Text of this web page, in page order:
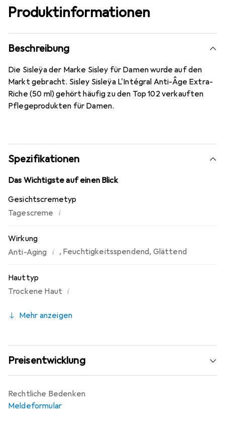
Produktinformationen
Beschreibung
Die Sisleÿa der Marke Sisley für Damen wurde auf den
Markt gebracht. Sisley Sisleÿa L'Intégral Anti-Âge Extra-
Riche (50 ml) gehört häufig zu den Top 102 verkauften
Pflegeprodukten für Damen.
Spezifikationen
Das Wichtigste auf einen Blick
Gesichtscremetyp
Tagescreme i
Wirkung
Anti-Aging i , Feuchtigkeitsspendend, Glättend
Hauttyp
Trockene Haut i
Mehr anzeigen
Preisentwicklung
Rechtliche Bedenken
Meldeformular